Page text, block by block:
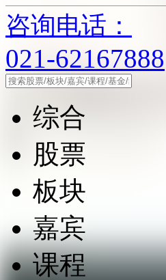
咨询电话：
021-62167888
综合
股票
板块
嘉宾
课程